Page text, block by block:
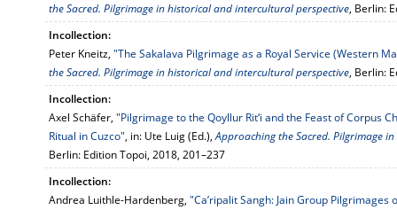
the Sacred. Pilgrimage in historical and intercultural perspective, Berlin:
Incollection:
Peter Kneitz, "The Sakalava Pilgrimage as a Royal Service (Western
the Sacred. Pilgrimage in historical and intercultural perspective, Berlin:
Incollection:
Axel Schäfer, "Pilgrimage to the Qoyllur Rit‘i and the Feast of Corpus
Ritual in Cuzco", in: Ute Luig (Ed.),Approaching the Sacred. Pilgrimage
Berlin: Edition Topoi, 2018, 201–237
Incollection:
Andrea Luithle-Hardenberg, "Ca’ripalit Sangh: Jain Group